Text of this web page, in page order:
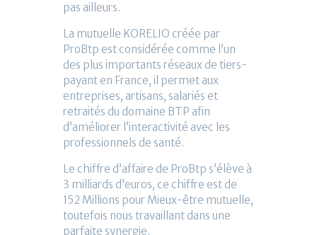
pas ailleurs.
La mutuelle KORELIO créée par
ProBtp est considérée comme l’un
des plus importants réseaux de tiers-
payant en France, il permet aux
entreprises, artisans, salariés et
retraités du domaine BTP afin
d’améliorer l’interactivité avec les
professionnels de santé.
Le chiffre d’affaire de ProBtp s’élève à
3 milliards d’euros, ce chiffre est de
152 Millions pour Mieux-être mutuelle,
toutefois nous travaillant dans une
parfaite synergie.